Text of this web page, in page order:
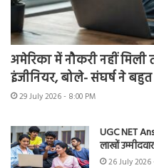
अमेरिका में नौकरी नहीं मिली
इंजीनियर, बोले- संघर्ष ने
29 July 2026 - 8:00 PM
UGC NET
लाखों
26 July 2026